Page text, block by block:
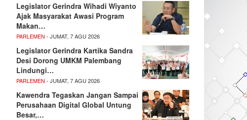
Legislator Gerindra Wihadi Wiyanto
Ajak Masyarakat Awasi Program
Makan…
PARLEMEN - JUMAT, 7 AGU 2026
Legislator Gerindra Kartika Sandra
Desi Dorong UMKM Palembang
Lindungi…
PARLEMEN - JUMAT, 7 AGU 2026
Kawendra Tegaskan Jangan Sampai
Perusahaan Digital Global Untung
Besar,…